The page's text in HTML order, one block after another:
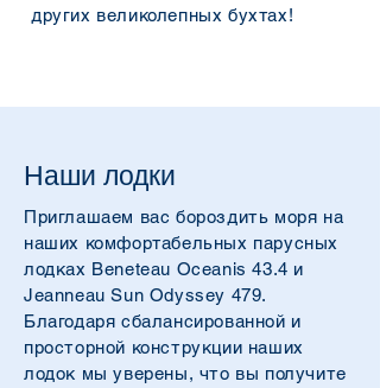
других великолепных бухтах!
Наши лодки
Приглашаем вас бороздить моря на
наших комфортабельных парусных
лодках Beneteau Oceanis 43.4 и
Jeanneau Sun Odyssey 479.
Благодаря сбалансированной и
просторной конструкции наших
лодок мы уверены, что вы получите